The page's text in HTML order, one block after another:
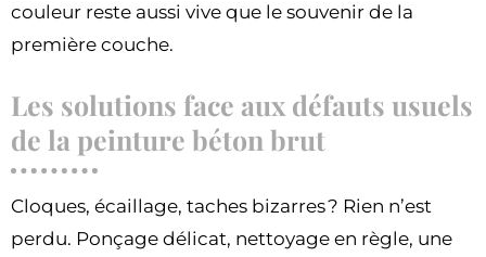
couleur reste aussi vive que le souvenir de la
première couche.
Les solutions face aux défauts usuels
de la peinture béton brut
Cloques, écaillage, taches bizarres ? Rien n’est
perdu. Ponçage délicat, nettoyage en règle, une